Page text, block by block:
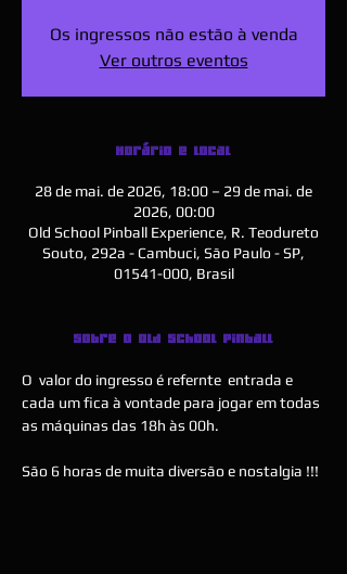
Os ingressos não estão à venda
Ver outros eventos
Horário e local
28 de mai. de 2026, 18:00 – 29 de mai. de
2026, 00:00
Old School Pinball Experience, R. Teodureto
Souto, 292a - Cambuci, São Paulo - SP,
01541-000, Brasil
Sobre o Old School Pinball
O  valor do ingresso é refernte  entrada e
cada um fica à vontade para jogar em todas
as máquinas das 18h às 00h.
São 6 horas de muita diversão e nostalgia !!!